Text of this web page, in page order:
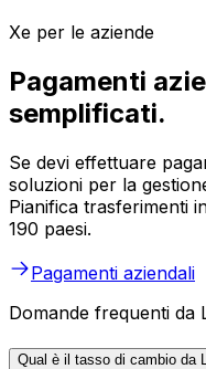
Xe per le aziende
Pagamenti
semplificati.
Se devi effettuare
soluzioni per la
Pianifica trasferimenti
190 paesi.
Pagamenti aziendali
Domande frequenti da
Qual è il tasso di cambio da